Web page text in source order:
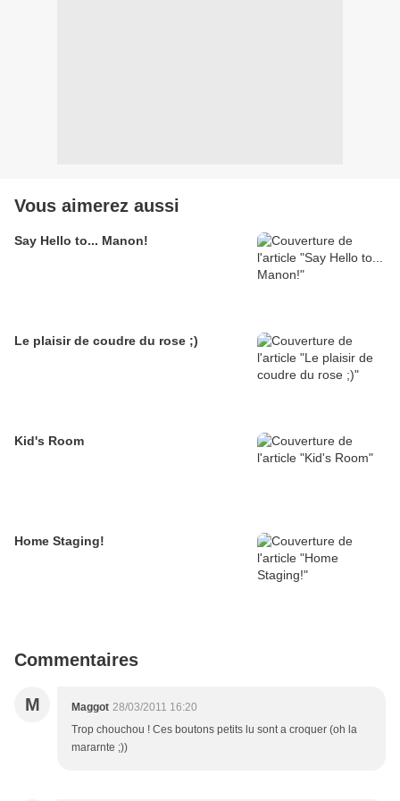
Vous aimerez aussi
Say Hello to... Manon!
Le plaisir de coudre du rose ;)
Kid's Room
Home Staging!
Commentaires
M Maggot 28/03/2011 16:20
Trop chouchou ! Ces boutons petits lu sont a croquer (oh la
mararnte ;))